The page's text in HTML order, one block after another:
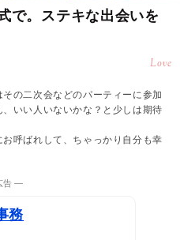
で。ステキな出会いを
Love
の二次会などのパーティーに参加
いい人いないかな？と少しは期待
呼ばれして、ちゃっかり自分も幸
告 ―
務